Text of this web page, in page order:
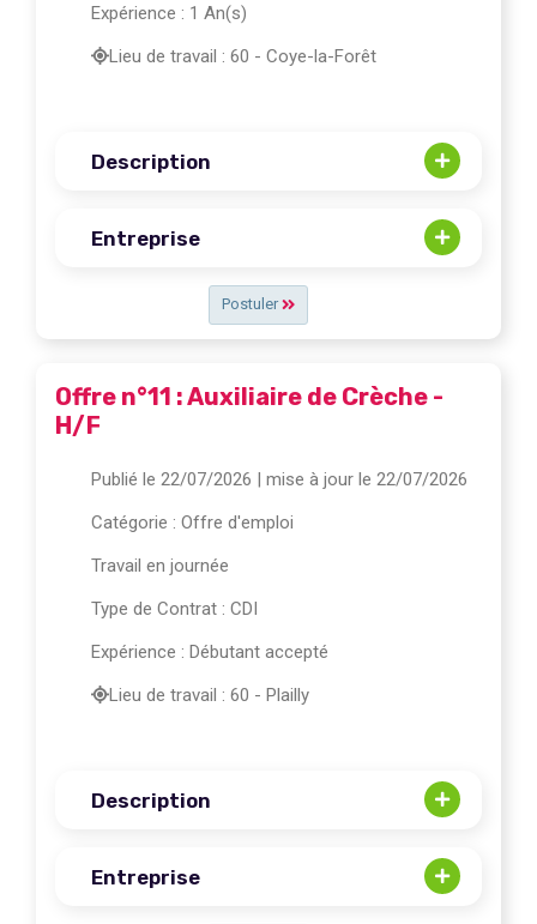
Postuler
Expérience : 1 An(s)
Lieu de travail : 60 - Coye-la-Forêt
Description
Entreprise
Offre n°11 : Auxiliaire de Crèche -
H/F
Publié le 22/07/2026 | mise à jour le 22/07/2026
Catégorie : Offre d'emploi
Travail en journée
Type de Contrat : CDI
Expérience : Débutant accepté
Lieu de travail : 60 - Plailly
Description
Entreprise